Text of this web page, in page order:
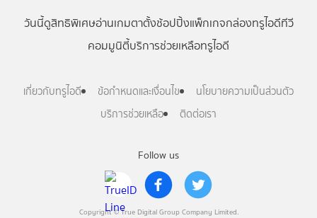
Follow us
Copyright © True Digital Group Company Limited.
วันนี้ดูสิทธิพิเศษอ่านเกมตาตั้งช้อปปิ้งแพ็กเกจกล่องทรูไอดีทีวี
คอมมูนิตี้บริการช่วยเหลือทรูไอดี
เกี่ยวกับทรูไอดี ข้อกำหนดและเงื่อนไข
นโยบายความเป็นส่วนตัว
บริการช่วยเหลือ
ติดต่อเรา